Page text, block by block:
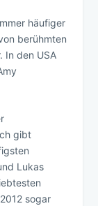
häufiger
berühmten
In den USA
gibt
Lukas
sogar